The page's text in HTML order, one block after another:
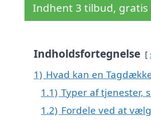
Indhent 3 tilbud,
Indholdsfortegnelse
1) Hvad kan en
1.1) Typer af tjenester,
1.2) Fordele ved at